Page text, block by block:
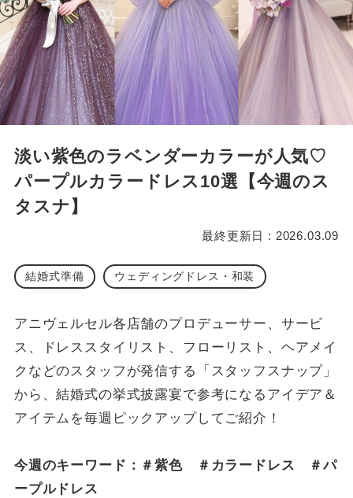
淡い紫色のラベンダーカラーが人気♡
パープルカラードレス10選【今週のス
タスナ】
最終更新日 : 2026.03.09
結婚式準備 ウェディングドレス・和装
アニヴェルセル各店舗のプロデューサー、サービ
ス、ドレススタイリスト、フローリスト、ヘアメイ
クなどのスタッフが発信する「スタッフスナップ」
から、結婚式の挙式披露宴で参考になるアイデア＆
アイテムを毎週ピックアップしてご紹介！
今週のキーワード：＃紫色 ＃カラードレス ＃パ
ープルドレス